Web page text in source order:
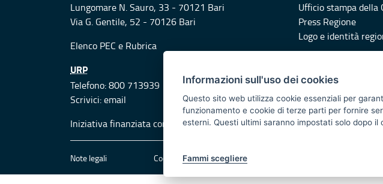
Lungomare N. Sauro, 33 - 70121 Bari
Via G. Gentile, 52 - 70126 Bari
Elenco PEC e Rubrica
Ufficio stampa della
Press Regione
Logo e identità
URP
Telefono: 800 713939
Scrivici:email
Responsabili di
Iniziativa finanziata con risorse del POR Puglia 2014/2020 - Asse XI
Note legali Cookie e privacy
Informazioni sull'uso dei cookies
Questo sito web utilizza cookie essenziali per
funzionamento e cookie di terze parti per fornire
esterni. Questi ultimi saranno impostati solo dopo il
Fammi scegliere